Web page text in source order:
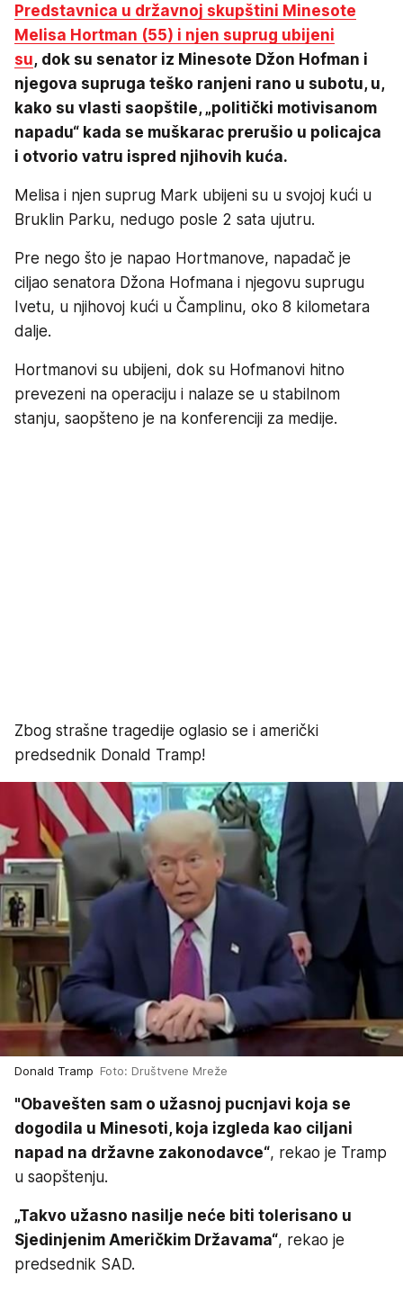
Predstavnica u državnoj skupštini Minesote
Melisa Hortman (55) i njen suprug ubijeni
su, dok su senator iz Minesote Džon Hofman i
njegova supruga teško ranjeni rano u subotu, u,
kako su vlasti saopštile, „politički motivisanom
napadu“ kada se muškarac prerušio u policajca
i otvorio vatru ispred njihovih kuća.
Melisa i njen suprug Mark ubijeni su u svojoj kući u
Bruklin Parku, nedugo posle 2 sata ujutru.
Pre nego što je napao Hortmanove, napadač je
ciljao senatora Džona Hofmana i njegovu suprugu
Ivetu, u njihovoj kući u Čamplinu, oko 8 kilometara
dalje.
Hortmanovi su ubijeni, dok su Hofmanovi hitno
prevezeni na operaciju i nalaze se u stabilnom
stanju, saopšteno je na konferenciji za medije.
Zbog strašne tragedije oglasio se i američki
predsednik Donald Tramp!
Donald Tramp Foto: Društvene Mreže
"Obavešten sam o užasnoj pucnjavi koja se
dogodila u Minesoti, koja izgleda kao ciljani
napad na državne zakonodavce“, rekao je Tramp
u saopštenju.
„Takvo užasno nasilje neće biti tolerisano u
Sjedinjenim Američkim Državama“, rekao je
predsednik SAD.